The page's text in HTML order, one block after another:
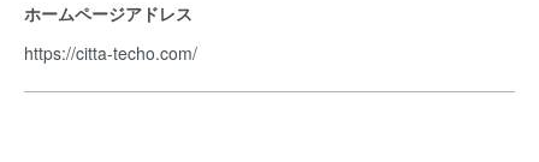
ホームページアドレス
https://citta-techo.com/